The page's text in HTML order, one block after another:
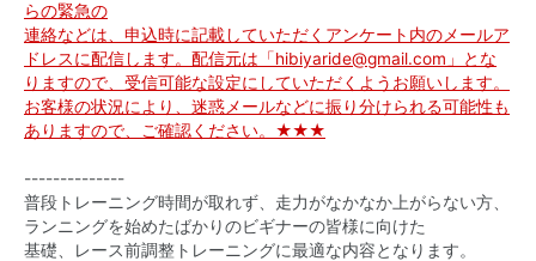
らの緊急の
連絡などは、申込時に記載していただくアンケート内のメールア
ドレスに配信します。配信元は「hibiyaride@gmail.com」とな
りますので、受信可能な設定にしていただくようお願いします。
お客様の状況により、迷惑メールなどに振り分けられる可能性も
ありますので、ご確認ください。★★★
--------------
普段トレーニング時間が取れず、走力がなかなか上がらない方、
ランニングを始めたばかりのビギナーの皆様に向けた
基礎、レース前調整トレーニングに最適な内容となります。